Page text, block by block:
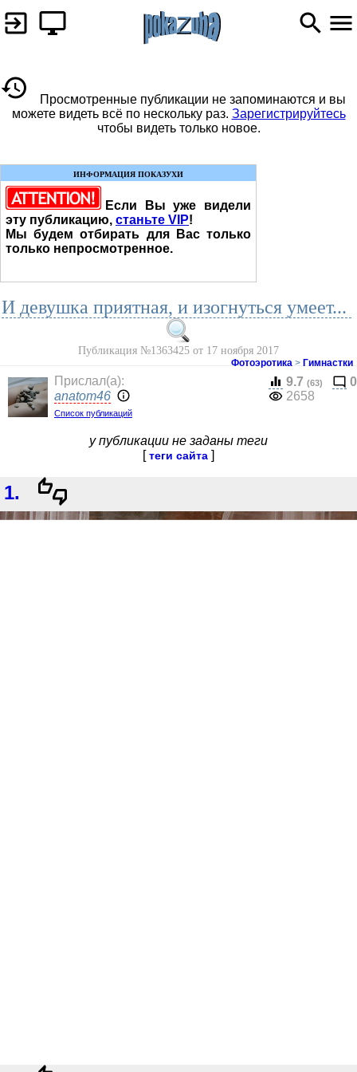
Просмотренные публикации не запоминаются и вы
можете видеть всё по нескольку раз. Зарегистрируйтесь
чтобы видеть только новое.
ИНФОРМАЦИЯ ПОКАЗУХИ
Если Вы уже видели
эту публикацию, станьте VIP!
Мы будем отбирать для Вас только
только непросмотренное.
И девушка приятная, и изогнуться умеет...
Публикация №1363425 от 17 ноября 2017
Фотоэротика > Гимнастки
Прислал(a):
anatom46
Список публикаций
9.7 (63)
0
2658
у публикации не заданы теги
[теги сайта ]
1.